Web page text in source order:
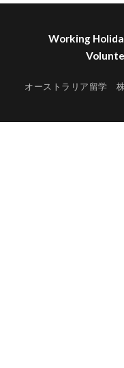
Working
オーストラリア留学